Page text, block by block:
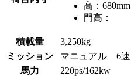
高： 680mm
門高：
積載量
3,250kg
ミッション
マニュアル 6速
馬力
220ps/162kw